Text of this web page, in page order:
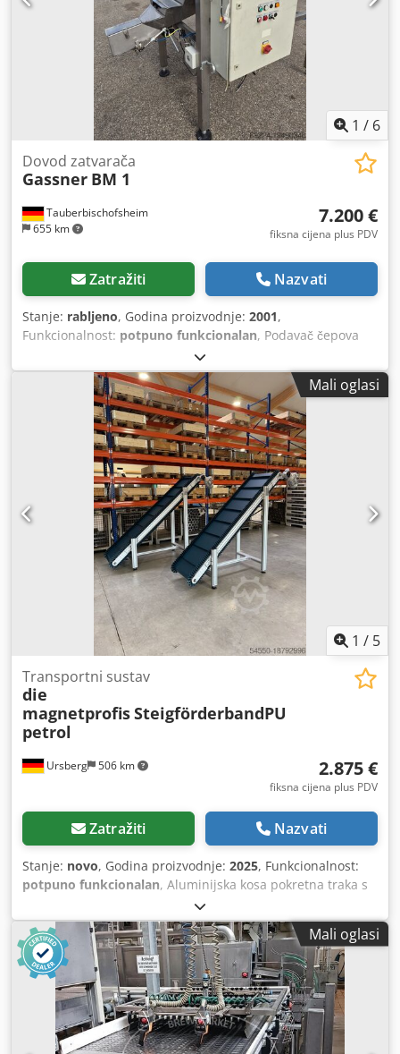
1 / 6
Tauberbischofsheim
655 km
Dovod zatvarača
Gassner BM 1
7.200 €
fiksna cijena plus PDV
Zatražiti Nazvati
Stanje: rabljeno, Godina proizvodnje: 2001,
Funkcionalnost: potpuno funkcionalan, Podavač čepova
Gassner s pneumatskom dizalicom i puhalom Filtarska
jedinica za transport zraka s cijevi duljine 8 m Dcjdpeww
Hvmofx Ag Rek
Mali oglasi
1 / 5
Ursberg 506 km
Transportni sustav
die
magnetprofisSteigförderbandPU
petrol
2.875 €
fiksna cijena plus PDV
Zatražiti Nazvati
Stanje: novo, Godina proizvodnje: 2025, Funkcionalnost:
potpuno funkcionalan, Aluminijska kosa pokretna traka s
podkonstrukcijom Uključujući podesive noge i noge stroja
za izravnavanje neravnog tla. - Visina dovoda: 250 mm -
Raspon uspona: 2.500 mm - Visina pražnjenja: 1.800 mm
Izvršenje: Aluminijska konstrukcija - Dvostruko ojačani
profil 90x45mm - ploča za uklanjanje pune površine
Pogonski valjak + otklonski valjak S235 čelik zavaren i
strojno obrađen Ø100x520mm okrunjeno, osovina fiksirana
umetnutim ležajevima. Pogon: Motor s kliznim zupčanikom
Mali oglasi